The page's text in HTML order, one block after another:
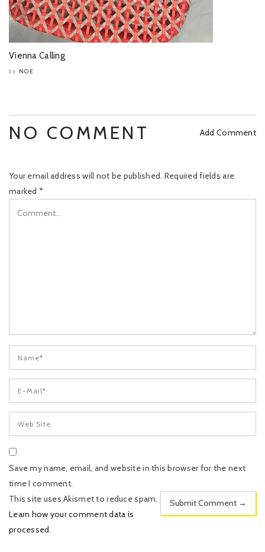
Vienna Calling
by NOE
NO COMMENT Add Comment
Your email address will not be published. Required fields are
marked *
Save my name, email, and website in this browser for the next
time I comment.
This site uses Akismet to reduce spam.
Learn how your comment data is
processed.